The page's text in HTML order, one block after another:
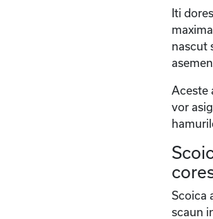
Iti
nascut
Aceste
vor
Scoica
scaun